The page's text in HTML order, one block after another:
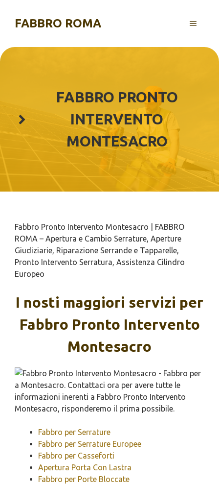
contenuto
FABBRO ROMA MENU
FABBRO PRONTO
INTERVENTO
MONTESACRO
Fabbro Pronto Intervento Montesacro | FABBRO
ROMA – Apertura e Cambio Serrature, Aperture
Giudiziarie, Riparazione Serrande e Tapparelle,
Pronto Intervento Serratura, Assistenza Cilindro
Europeo
I nosti maggiori servizi per
Fabbro Pronto Intervento
Montesacro
Fabbro per Serrature
Fabbro per Serrature Europee
Fabbro per Casseforti
Apertura Porta Con Lastra
Fabbro per Porte Bloccate